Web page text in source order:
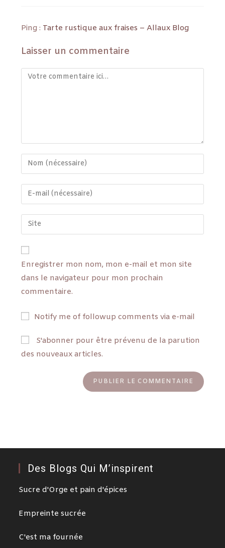
Ping : Tarte rustique aux fraises – Allaux Blog
Laisser un commentaire
Enregistrer mon nom, mon e-mail et mon site
dans le navigateur pour mon prochain
commentaire.
Notify me of followup comments via e-mail
S'abonner pour être prévenu de la parution
des nouveaux articles.
Des Blogs Qui M’inspirent
Sucre d'Orge et pain d'épices
Empreinte sucrée
C'est ma fournée